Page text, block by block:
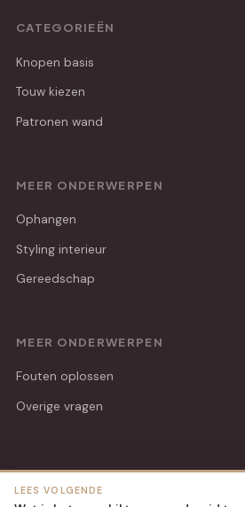
CATEGORIEËN
Knopen basis
Touw kiezen
Patronen wand
MEER ONDERWERPEN
Ophangen
Styling interieur
Gereedschap
MEER ONDERWERPEN
Fouten oplossen
Overige vragen
© 2026 Hip Handwerk
LEES VOLGENDE